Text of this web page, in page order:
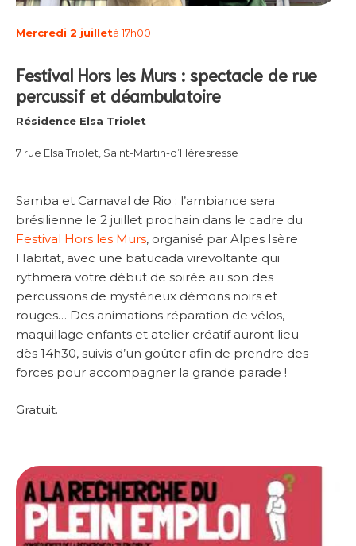
Mercredi 2 juilletà 17h00
Festival Hors les Murs : spectacle de rue
percussif et déambulatoire
Résidence Elsa Triolet
7 rue Elsa Triolet, Saint-Martin-d’Hèresresse
Samba et Carnaval de Rio : l’ambiance sera
brésilienne le 2 juillet prochain dans le cadre du
Festival Hors les Murs, organisé par Alpes Isère
Habitat, avec une batucada virevoltante qui
rythmera votre début de soirée au son des
percussions de mystérieux démons noirs et
rouges… Des animations réparation de vélos,
maquillage enfants et atelier créatif auront lieu
dès 14h30, suivis d’un goûter afin de prendre des
forces pour accompagner la grande parade !
Gratuit.